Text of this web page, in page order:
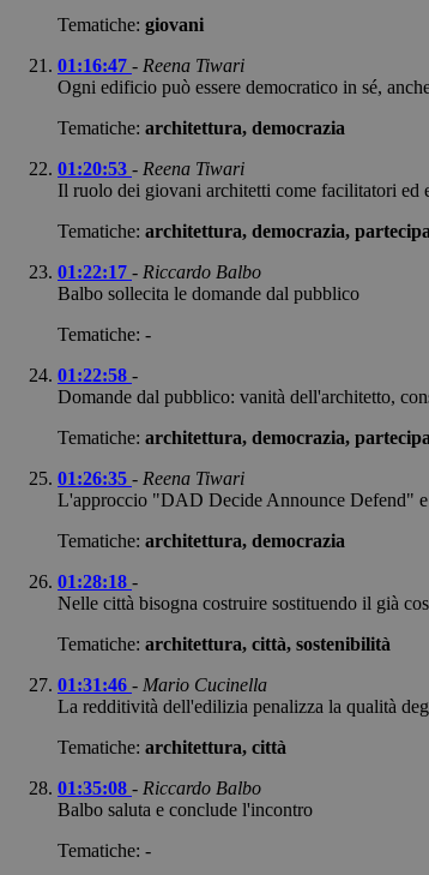
Tematiche: giovani
01:16:47 - Reena Tiwari
Ogni edificio può essere democratico in sé,
Tematiche: architettura, democrazia
01:20:53 - Reena Tiwari
Il ruolo dei giovani architetti come facilitatori ed
Tematiche: architettura, democrazia,
01:22:17 - Riccardo Balbo
Balbo sollecita le domande dal pubblico
Tematiche: -
01:22:58 -
Domande dal pubblico: vanità dell'architetto,
Tematiche: architettura, democrazia,
01:26:35 - Reena Tiwari
L'approccio "DAD Decide Announce Defend"
Tematiche: architettura, democrazia
01:28:18 -
Nelle città bisogna costruire sostituendo il già
Tematiche: architettura, città, sostenibilità
01:31:46 - Mario Cucinella
La redditività dell'edilizia penalizza la qualità
Tematiche: architettura, città
01:35:08 - Riccardo Balbo
Balbo saluta e conclude l'incontro
Tematiche: -